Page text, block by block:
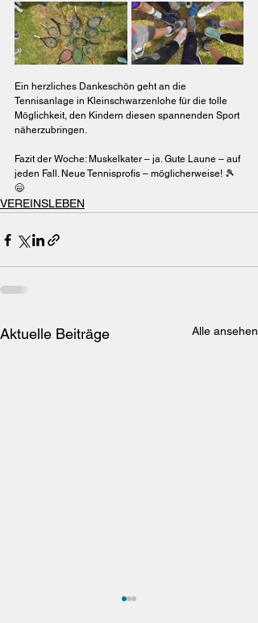
Ein herzliches Dankeschön geht an die
Tennisanlage in Kleinschwarzenlohe für die tolle
Möglichkeit, den Kindern diesen spannenden Sport
näherzubringen.
Fazit der Woche: Muskelkater – ja. Gute Laune – auf
jeden Fall. Neue Tennisprofis – möglicherweise! 🎾
😄
VEREINSLEBEN
Aktuelle Beiträge Alle ansehen